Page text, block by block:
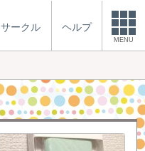
サークル ヘルプ
MENU